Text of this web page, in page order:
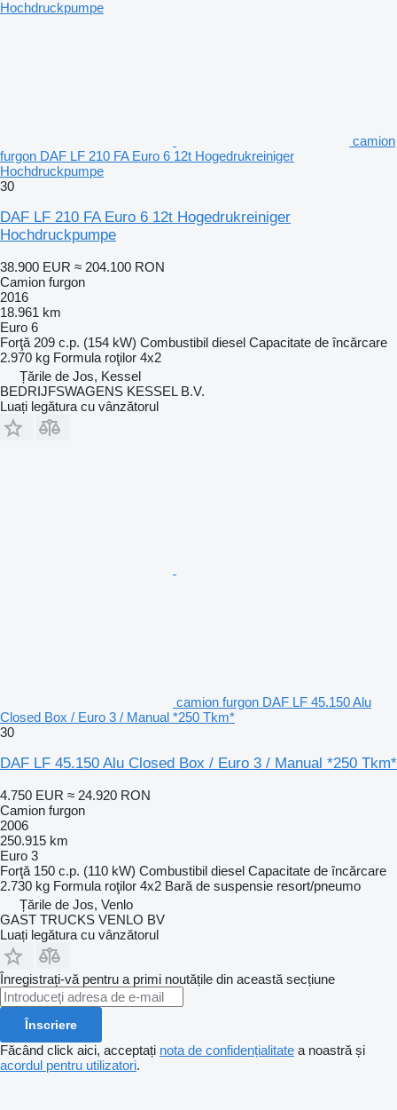
camion
furgon DAF LF 210 FA Euro 6 12t Hogedrukreiniger
Hochdruckpumpe
30
DAF LF 210 FA Euro 6 12t Hogedrukreiniger
Hochdruckpumpe
38.900 EUR ≈ 204.100 RON
Camion furgon
2016
18.961 km
Euro 6
Forţă 209 c.p. (154 kW) Combustibil diesel Capacitate de încărcare
2.970 kg Formula roţilor 4x2
Țările de Jos, Kessel
BEDRIJFSWAGENS KESSEL B.V.
Luați legătura cu vânzătorul
camion furgon DAF LF 45.150 Alu
Closed Box / Euro 3 / Manual *250 Tkm*
30
DAF LF 45.150 Alu Closed Box / Euro 3 / Manual *250 Tkm*
4.750 EUR ≈ 24.920 RON
Camion furgon
2006
250.915 km
Euro 3
Forţă 150 c.p. (110 kW) Combustibil diesel Capacitate de încărcare
2.730 kg Formula roţilor 4x2 Bară de suspensie resort/pneumo
Țările de Jos, Venlo
GAST TRUCKS VENLO BV
Luați legătura cu vânzătorul
Înregistrați-vă pentru a primi noutățile din această secțiune
Înscriere
Făcând click aici, acceptați nota de confidențialitate a noastră și
acordul pentru utilizatori.